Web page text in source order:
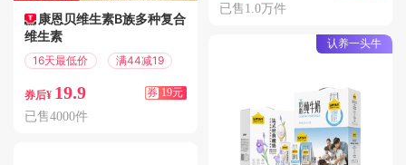
康恩贝维生素B族多种复合
维生素
16天最低价 满44减19
券后¥ 19.9 券 19元
已售4000件
已售1.0万件
认养一头牛